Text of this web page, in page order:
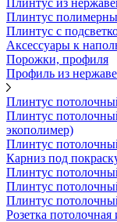
Плинтус из
Плинтус
Плинтус с
Аксессуары к
Порожки, профиля
Профиль из
Плинтус
Плинтус
экополимер)
Плинтус
Карниз под
Плинтус
Плинтус
Плинтус
Розетка потолочная